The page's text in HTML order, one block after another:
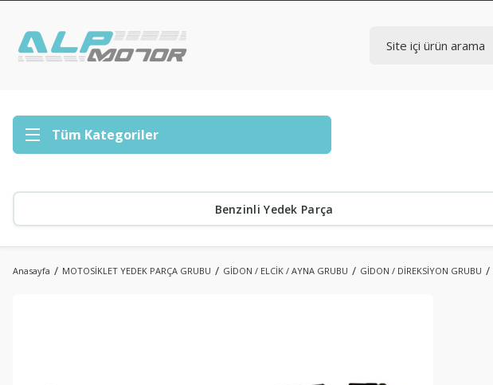
Tüm Kategoriler
Benzinli Yedek Parça
Anasayfa MOTOSİKLET YEDEK PARÇA GRUBU GİDON / ELCİK / AYNA GRUBU GİDON / DİREKSİYON GRUBU